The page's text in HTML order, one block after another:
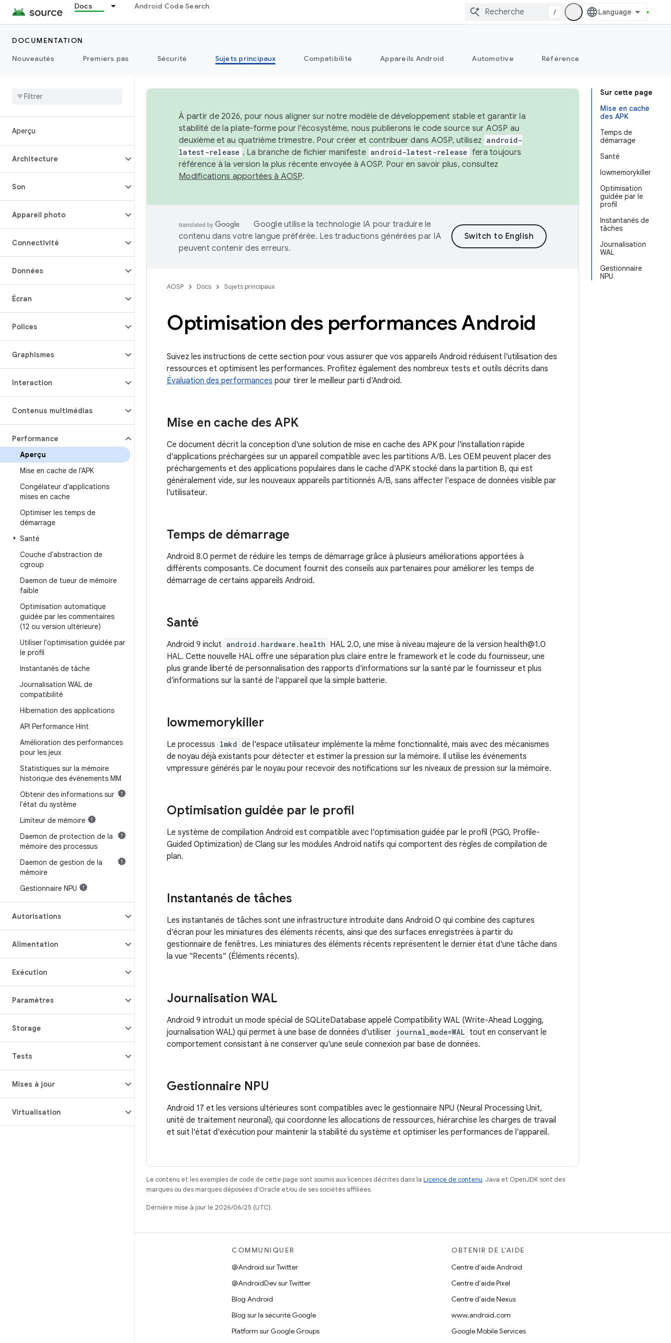
Docs Android Code Search
/
DOCUMENTATION
Nouveautés
Premiers pas Sécurité Sujets principaux Compatibilité Appareils Android Automotive Référence
Aperçu
Architecture
Son
Appareil photo
Connectivité
Données
Écran
Polices
Graphismes
Interaction
Contenus multimédias
Performance
Aperçu
Mise en cache de l'APK
Congélateur d'applications
mises en cache
Optimiser les temps de
démarrage
Santé
Couche d'abstraction de
cgroup
Daemon de tueur de mémoire
faible
Optimisation automatique
guidée par les commentaires
(12 ou version ultérieure)
Utiliser l'optimisation guidée par
le profil
Instantanés de tâche
Journalisation WAL de
compatibilité
Hibernation des applications
API Performance Hint
Amélioration des performances
pour les jeux
Statistiques sur la mémoire
historique des événements MM
Obtenir des informations sur
l'état du système
Limiteur de mémoire
Daemon de protection de la
mémoire des processus
Daemon de gestion de la
mémoire
Gestionnaire NPU
Autorisations
Alimentation
Exécution
Paramètres
Storage
Tests
Mises à jour
Virtualisation
Sur cette page
Mise en cache
des APK
Temps de
démarrage
Santé
lowmemorykiller
Optimisation
guidée par le
profil
Instantanés de
tâches
Journalisation
WAL
Gestionnaire
NPU
À partir de 2026, pour nous aligner sur notre modèle de développement stable et garantir la
stabilité de la plate-forme pour l'écosystème, nous publierons le code source sur AOSP au
deuxième et au quatrième trimestre. Pour créer et contribuer dans AOSP, utilisez android-
latest-release . La branche de fichier manifeste android-latest-release fera toujours
référence à la version la plus récente envoyée à AOSP. Pour en savoir plus, consultez
Modifications apportées à AOSP.
Google utilise la technologie IA pour traduire le
contenu dans votre langue préférée. Les traductions générées par IA
peuvent contenir des erreurs.
AOSP Docs Sujets principaux
Optimisation des performances Android
Suivez les instructions de cette section pour vous assurer que vos appareils Android réduisent l'utilisation des
ressources et optimisent les performances. Profitez également des nombreux tests et outils décrits dans
Évaluation des performances pour tirer le meilleur parti d'Android.
Mise en cache des APK
Ce document décrit la conception d'une solution de mise en cache des APK pour l'installation rapide
d'applications préchargées sur un appareil compatible avec les partitions A/B. Les OEM peuvent placer des
préchargements et des applications populaires dans le cache d'APK stocké dans la partition B, qui est
généralement vide, sur les nouveaux appareils partitionnés A/B, sans affecter l'espace de données visible par
l'utilisateur.
Temps de démarrage
Android 8.0 permet de réduire les temps de démarrage grâce à plusieurs améliorations apportées à
différents composants. Ce document fournit des conseils aux partenaires pour améliorer les temps de
démarrage de certains appareils Android.
Santé
Android 9 inclut android.hardware.health HAL 2.0, une mise à niveau majeure de la version health@1.0
HAL. Cette nouvelle HAL offre une séparation plus claire entre le framework et le code du fournisseur, une
plus grande liberté de personnalisation des rapports d'informations sur la santé par le fournisseur et plus
d'informations sur la santé de l'appareil que la simple batterie.
lowmemorykiller
Le processus lmkd de l'espace utilisateur implémente la même fonctionnalité, mais avec des mécanismes
de noyau déjà existants pour détecter et estimer la pression sur la mémoire. Il utilise les événements
vmpressure générés par le noyau pour recevoir des notifications sur les niveaux de pression sur la mémoire.
Optimisation guidée par le profil
Le système de compilation Android est compatible avec l'optimisation guidée par le profil (PGO, Profile-
Guided Optimization) de Clang sur les modules Android natifs qui comportent des règles de compilation de
plan.
Instantanés de tâches
Les instantanés de tâches sont une infrastructure introduite dans Android O qui combine des captures
d'écran pour les miniatures des éléments récents, ainsi que des surfaces enregistrées à partir du
gestionnaire de fenêtres. Les miniatures des éléments récents représentent le dernier état d'une tâche dans
la vue "Recents" (Éléments récents).
Journalisation WAL
Android 9 introduit un mode spécial de SQLiteDatabase appelé Compatibility WAL (Write-Ahead Logging,
journalisation WAL) qui permet à une base de données d'utiliser journal_mode=WAL tout en conservant le
comportement consistant à ne conserver qu'une seule connexion par base de données.
Gestionnaire NPU
Android 17 et les versions ultérieures sont compatibles avec le gestionnaire NPU (Neural Processing Unit,
unité de traitement neuronal), qui coordonne les allocations de ressources, hiérarchise les charges de travail
et suit l'état d'exécution pour maintenir la stabilité du système et optimiser les performances de l'appareil.
Le contenu et les exemples de code de cette page sont soumis aux licences décrites dans la Licence de contenu. Java et OpenJDK sont des
marques ou des marques déposées d'Oracle et/ou de ses sociétés affiliées.
Dernière mise à jour le 2026/06/25 (UTC).
COMMUNIQUER
@Android sur Twitter
@AndroidDev sur Twitter
Blog Android
Blog sur la sécurité Google
Platform sur Google Groups
OBTENIR DE L'AIDE
Centre d'aide Android
Centre d'aide Pixel
Centre d'aide Nexus
www.android.com
Google Mobile Services